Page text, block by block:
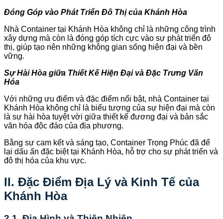
Đóng Góp vào Phát Triển Đô Thị của Khánh Hòa
Nhà Container tại Khánh Hòa không chỉ là những công trình
xây dựng mà còn là đóng góp tích cực vào sự phát triển đô
thị, giúp tạo nên những không gian sống hiện đại và bền
vững.
Sự Hài Hòa giữa Thiết Kế Hiện Đại và Đặc Trưng Văn
Hóa
Với những ưu điểm và đặc điểm nổi bật, nhà Container tại
Khánh Hòa không chỉ là biểu tượng của sự hiện đại mà còn
là sự hài hòa tuyệt vời giữa thiết kế đương đại và bản sắc
văn hóa độc đáo của địa phương.
Bằng sự cam kết và sáng tạo, Container Trọng Phúc đã để
lại dấu ấn đặc biệt tại Khánh Hòa, hỗ trợ cho sự phát triển và
đô thị hóa của khu vực.
II. Đặc Điểm Địa Lý và Kinh Tế của
Khánh Hòa